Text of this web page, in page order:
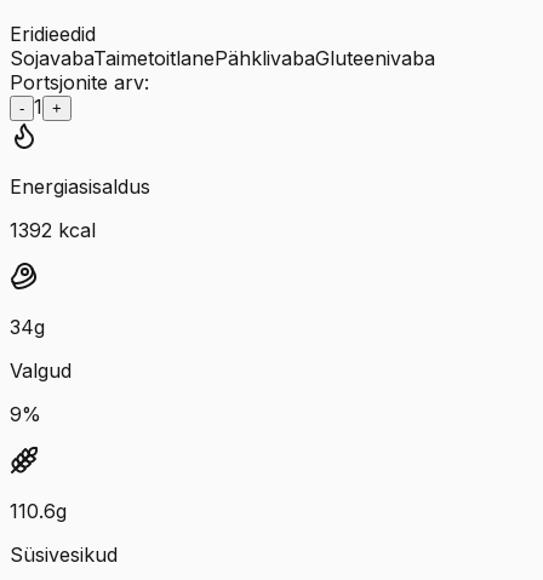
Eridieedid
SojavabaTaimetoitlanePähklivabaGluteenivaba
Portsjonite arv:
- 1 +
Energiasisaldus
1392 kcal
34g
Valgud
9%
110.6g
Süsivesikud